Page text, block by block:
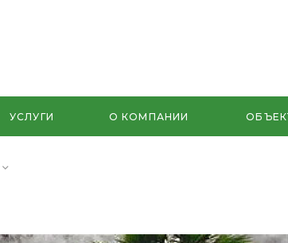
УСЛУГИ О КОМПАНИИ